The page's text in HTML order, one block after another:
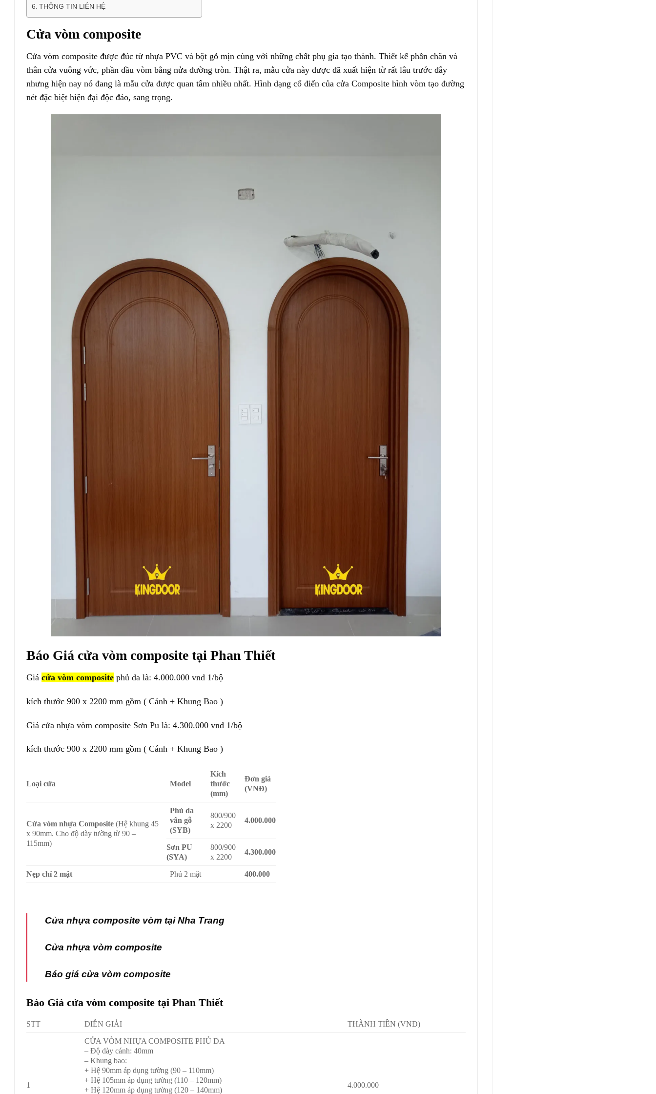
THÔNG TIN LIÊN HỆ
Cửa vòm composite
Cửa vòm composite được đúc từ nhựa PVC và bột gỗ mịn cùng với những chất phụ gia tạo thành. Thiết kế phần chân và
thân cửa vuông vức, phần đầu vòm bằng nửa đường tròn. Thật ra, mẫu cửa này được đã xuất hiện từ rất lâu trước đây
nhưng hiện nay nó đang là mẫu cửa được quan tâm nhiều nhất. Hình dạng cổ điển của cửa Composite hình vòm tạo đường
nét đặc biệt hiện đại độc đáo, sang trọng.
Báo Giá cửa vòm composite tại Phan Thiết
Giá cửa vòm composite phủ da là: 4.000.000 vnd 1/bộ
kích thước 900 x 2200 mm gồm ( Cánh + Khung Bao )
Giá cửa nhựa vòm composite Sơn Pu là: 4.300.000 vnd 1/bộ
kích thước 900 x 2200 mm gồm ( Cánh + Khung Bao )
Loại cửa Model
Kích
thước
(mm)
Đơn giá
(VNĐ)
Cửa vòm nhựa Composite (Hệ khung 45
x 90mm. Cho độ dày tường từ 90 –
115mm)
Phủ da
vân gỗ
(SYB)
800/900
x 2200
4.000.000
Sơn PU
(SYA)
800/900
x 2200
4.300.000
Nẹp chỉ 2 mặt Phủ 2 mặt 400.000
Cửa nhựa composite vòm tại Nha Trang
Cửa nhựa vòm composite
Báo giá cửa vòm composite
Báo Giá cửa vòm composite tại Phan Thiết
STT DIỄN GIẢI THÀNH TIỀN (VNĐ)
1
CỬA VÒM NHỰA COMPOSITE PHỦ DA
– Độ dày cánh: 40mm
– Khung bao:
+ Hệ 90mm áp dụng tường (90 – 110mm)
+ Hệ 105mm áp dụng tường (110 – 120mm)
+ Hệ 120mm áp dụng tường (120 – 140mm)
4.000.000